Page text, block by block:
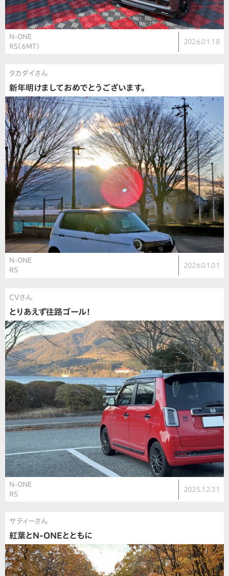
N-ONE
RS（6MT）
2026.01.18
タカダイさん
新年明けましておめでとうございます。
N-ONE
RS
2026.01.01
CVさん
とりあえず往路ゴール！
N-ONE
RS
2025.12.31
サティーさん
紅葉とN-ONEとともに